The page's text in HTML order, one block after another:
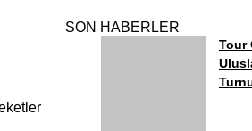
SON HABERLER
Tour